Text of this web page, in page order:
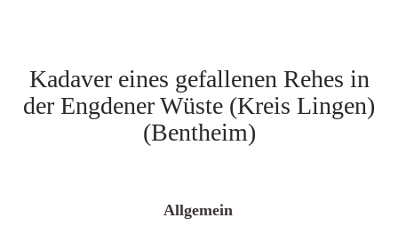
Kadaver eines gefallenen Rehes in
der Engdener Wüste (Kreis Lingen)
(Bentheim)
Allgemein